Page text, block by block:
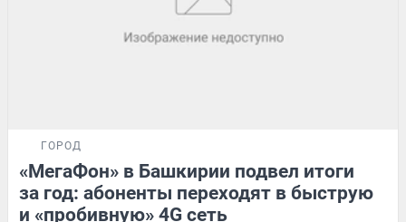
ГОРОД
«МегаФон» в Башкирии подвел итоги
за год: абоненты переходят в быструю
и «пробивную» 4G сеть